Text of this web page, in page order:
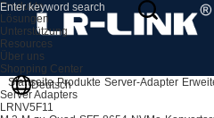
Produkte
Lösungen
Unterstützung
Resources
Über uns
Shopping Center
Deutsch
Startseite Produkte Server-Adapter
Server Adapters
LRNV5F11